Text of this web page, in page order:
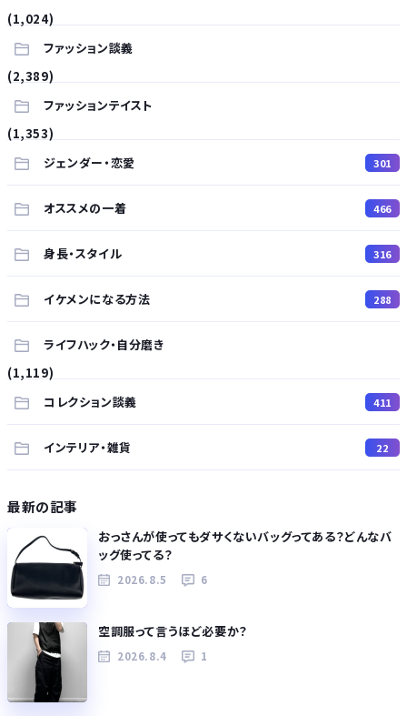
(1,024)
ファッション談義
(2,389)
ファッションテイスト
(1,353)
ジェンダー・恋愛
301
オススメの一着 466
身長・スタイル 316
イケメンになる方法 288
ライフハック・自分磨き
(1,119)
コレクション談義
411
インテリア・雑貨 22
最新の記事
おっさんが使ってもダサくないバッグってある？どんなバ
ッグ使ってる？
2026.8.5 6
空調服って言うほど必要か？
2026.8.4 1